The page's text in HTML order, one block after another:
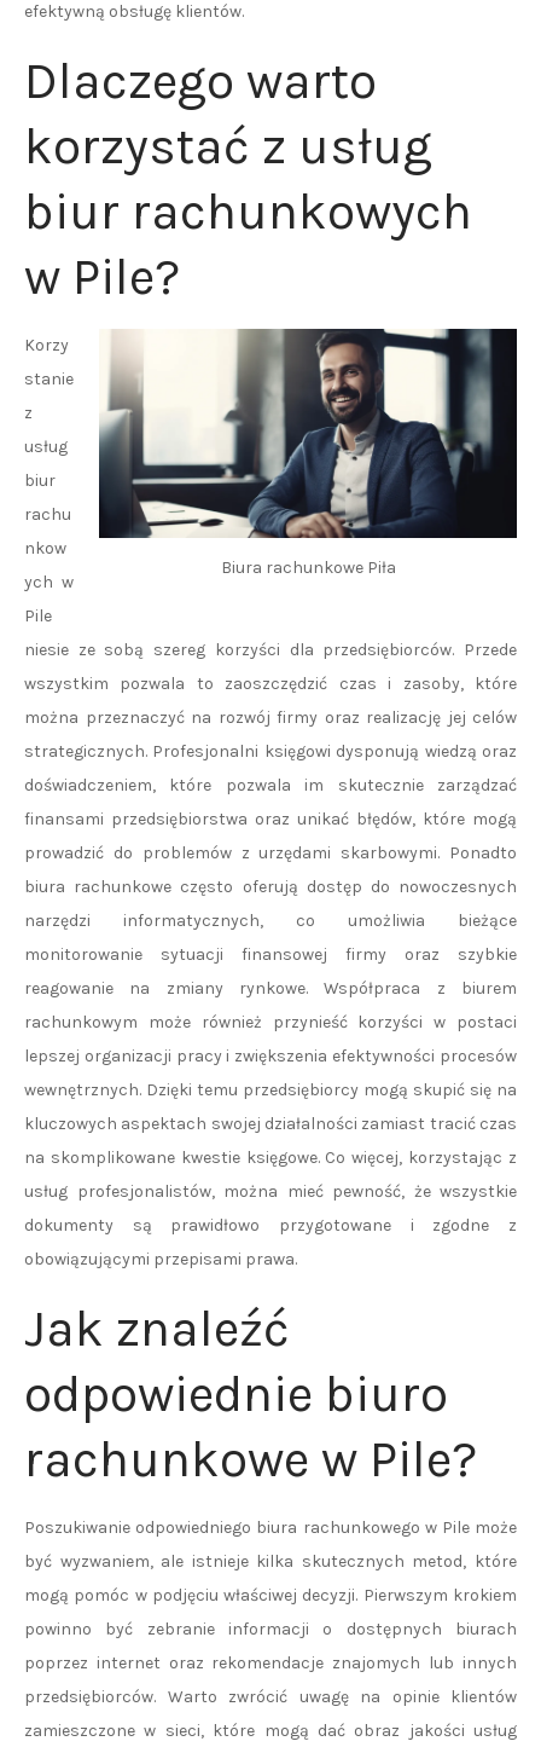
efektywną obsługę klientów.
Dlaczego warto
korzystać z usług
biur rachunkowych
w Pile?
Biura rachunkowe Piła
Korzy
stanie
z
usług
biur
rachu
nkow
ych w
Pile
niesie ze sobą szereg korzyści dla przedsiębiorców. Przede
wszystkim pozwala to zaoszczędzić czas i zasoby, które
można przeznaczyć na rozwój firmy oraz realizację jej celów
strategicznych. Profesjonalni księgowi dysponują wiedzą oraz
doświadczeniem, które pozwala im skutecznie zarządzać
finansami przedsiębiorstwa oraz unikać błędów, które mogą
prowadzić do problemów z urzędami skarbowymi. Ponadto
biura rachunkowe często oferują dostęp do nowoczesnych
narzędzi informatycznych, co umożliwia bieżące
monitorowanie sytuacji finansowej firmy oraz szybkie
reagowanie na zmiany rynkowe. Współpraca z biurem
rachunkowym może również przynieść korzyści w postaci
lepszej organizacji pracy i zwiększenia efektywności procesów
wewnętrznych. Dzięki temu przedsiębiorcy mogą skupić się na
kluczowych aspektach swojej działalności zamiast tracić czas
na skomplikowane kwestie księgowe. Co więcej, korzystając z
usług profesjonalistów, można mieć pewność, że wszystkie
dokumenty są prawidłowo przygotowane i zgodne z
obowiązującymi przepisami prawa.
Jak znaleźć
odpowiednie biuro
rachunkowe w Pile?
Poszukiwanie odpowiedniego biura rachunkowego w Pile może
być wyzwaniem, ale istnieje kilka skutecznych metod, które
mogą pomóc w podjęciu właściwej decyzji. Pierwszym krokiem
powinno być zebranie informacji o dostępnych biurach
poprzez internet oraz rekomendacje znajomych lub innych
przedsiębiorców. Warto zwrócić uwagę na opinie klientów
zamieszczone w sieci, które mogą dać obraz jakości usług